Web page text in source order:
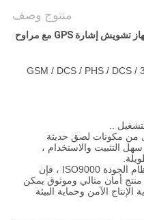
منتوج وصف
هاتف محمول محمول + 3G + Wifi + جهاز تشويش إشارة GPS مع مراوح
من مكونات لصق حديثة
سهل التثبيت والاستخدام ،
2.3 نظرًا لأن عملية التصنيع تتبع بدقة نظام الجودة ISO9000 ، فإن
أمان مثالي وموثوق يمكن
الآمن وحماية البيئة